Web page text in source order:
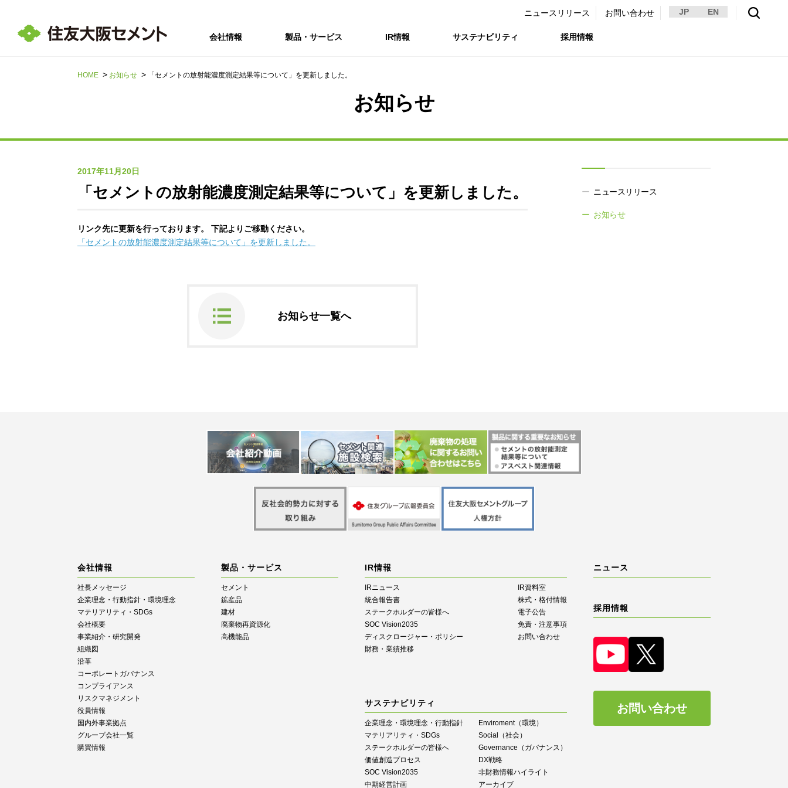
会社情報
事業紹介・研究開発
コンプライアンス
グループ会社一覧
製品・サービス IR情報
統合報告書
ディスクロージャー・ポリシー
IR資料室
お問い合わせ
サステナビリティ
ィ
マテリアリティ・SDGs
SOC Vision2035
中期経営計画
SOCN2050
Social（社会）
非財務情報ハイライト
アーカイブ
採用情報
インターンシップ（全国勤務コース）
アルムナイ採用サイト
ニュースリリース お問い合わせ JP EN
HOME お知らせ 「セメントの放射能濃度測定結果等について」を更新しました。
お知らせ
2017年11月20日
「セメントの放射能濃度測定結果等について」を更新しました。
リンク先に更新を行っております。 下記よりご移動ください。
「セメントの放射能濃度測定結果等について」を更新しました。
お知らせ一覧へ
ニュースリリース
お知らせ
会社情報
社長メッセージ
企業理念・行動指針・環境理念
マテリアリティ・SDGs
会社概要
事業紹介・研究開発
組織図
沿革
コーポレートガバナンス
コンプライアンス
リスクマネジメント
役員情報
国内外事業拠点
グループ会社一覧
購買情報
製品・サービス
セメント
鉱産品
建材
廃棄物再資源化
高機能品
IR情報
IRニュース
統合報告書
ステークホルダーの皆様へ
SOC Vision2035
ディスクロージャー・ポリシー
財務・業績推移
IR資料室
株式・格付情報
電子公告
免責・注意事項
お問い合わせ
サステナビリティ
企業理念・環境理念・行動指針
マテリアリティ・SDGs
ステークホルダーの皆様へ
価値創造プロセス
SOC Vision2035
中期経営計画
Enviroment（環境）
Social（社会）
Governance（ガバナンス）
DX戦略
⾮財務情報ハイライト
アーカイブ
ニュース
採用情報
お問い合わせ